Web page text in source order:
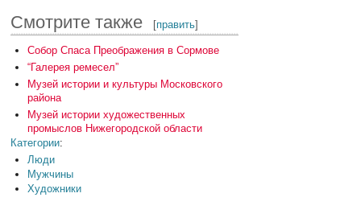
Смотрите также [править]
Собор Спаса Преображения в Сормове
“Галерея ремесел”
Музей истории и культуры Московского
района
Музей истории художественных
промыслов Нижегородской области
Категории:
Люди
Мужчины
Художники